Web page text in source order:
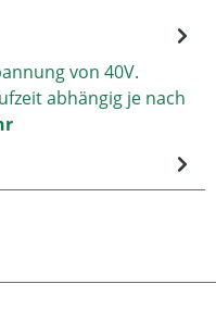
von 40V.
abhängig je nach